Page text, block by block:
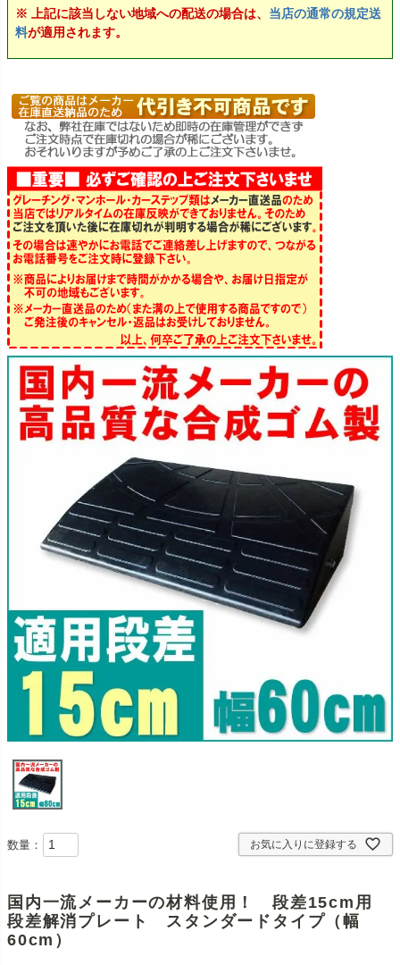
※ 上記に該当しない地域への配送の場合は、 当店の通常の規定送
料が適用されます。
お気に入りに登録する
数量：
国内一流メーカーの材料使用！ 段差15cm用
段差解消プレート スタンダードタイプ（幅
60cm）